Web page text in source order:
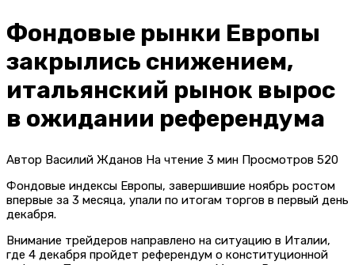
Фондовые рынки Европы
закрылись снижением,
итальянский рынок вырос
в ожидании референдума
Автор Василий Жданов На чтение 3 мин Просмотров 520
Фондовые индексы Европы, завершившие ноябрь ростом
впервые за 3 месяца, упали по итогам торгов в первый день
декабря.
Внимание трейдеров направлено на ситуацию в Италии,
где 4 декабря пройдет референдум о конституционной